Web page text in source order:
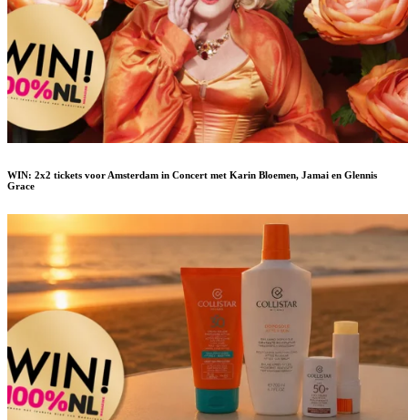
WIN: 2x2 tickets voor Amsterdam in Concert met Karin Bloemen, Jamai en Glennis
Grace